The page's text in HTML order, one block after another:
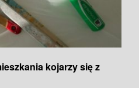
kojarzy się z